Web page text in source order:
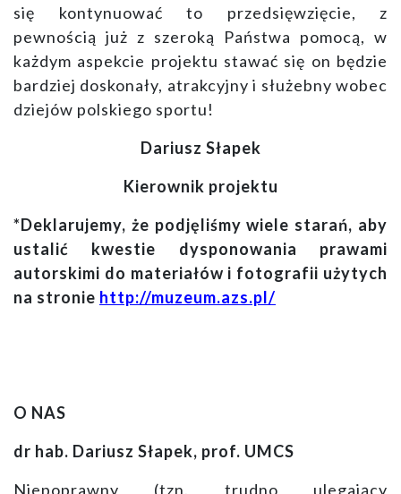
się kontynuować to przedsięwzięcie, z
pewnością już z szeroką Państwa pomocą, w
każdym aspekcie projektu stawać się on będzie
bardziej doskonały, atrakcyjny i służebny wobec
dziejów polskiego sportu!
Dariusz Słapek
Kierownik projektu
*Deklarujemy, że podjęliśmy wiele starań, aby
ustalić kwestie dysponowania prawami
autorskimi do materiałów i fotografii użytych
na stronie http://muzeum.azs.pl/
O NAS
dr hab. Dariusz Słapek, prof. UMCS
Niepoprawny (tzn. trudno ulegający